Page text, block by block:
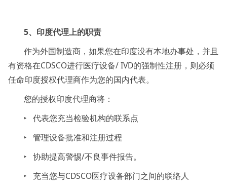
5、印度代理上的职责
作为外国制造商，如果您在印度没有本地办事处，并且
有资格在CDSCO进行医疗设备/ IVD的强制性注册，则必须
任命印度授权代理商作为您的国内代表。
您的授权印度代理商将：
‣ 代表您充当检验机构的联系点
‣ 管理设备批准和注册过程
‣ 协助提高警惕/不良事件报告。
‣ 充当您与CDSCO医疗设备部门之间的联络人